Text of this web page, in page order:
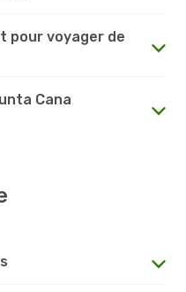
pour voyager de
Cana